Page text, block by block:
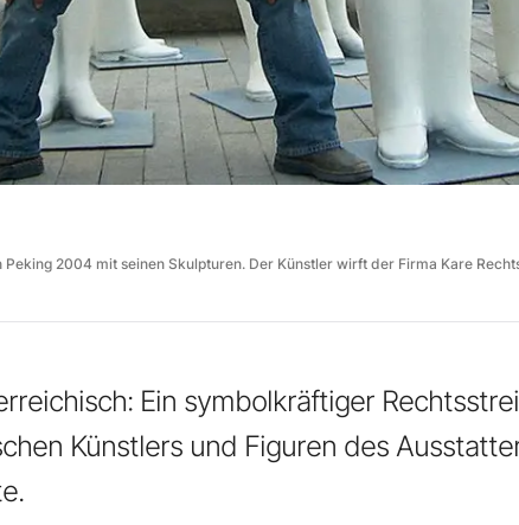
Peking 2004 mit seinen Skulpturen. Der Künstler wirft der Firma Kare
Ein symbolkräftiger
Künstlers und Figuren des